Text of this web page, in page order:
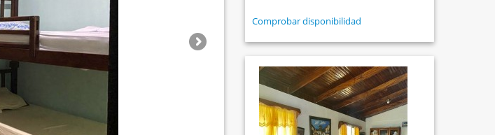
Comprobar disponibilidad